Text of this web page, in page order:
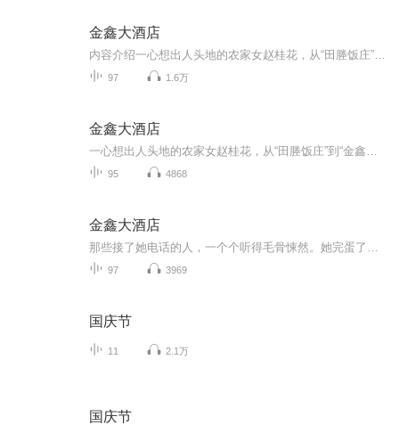
金鑫大酒店
97 1.6万
金鑫大酒店
95 4868
金鑫大酒店
97 3969
国庆节
11 2.1万
国庆节